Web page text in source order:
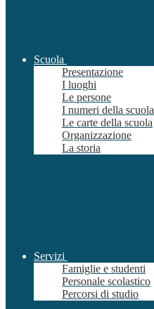
Scuola
Presentazione
I luoghi
Le persone
I numeri della scuola
Le carte della scuola
Organizzazione
La storia
Servizi
Famiglie e studenti
Personale scolastico
Percorsi di studio